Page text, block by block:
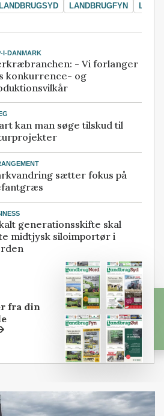
LANDBRUGSYD LANDBRUGFYN
I-DANMARK
- Vi forlanger
konkurrence- og
kan man søge tilskud til
sætter fokus på
generationsskifte skal
midtjysk siloimportør i
fra din